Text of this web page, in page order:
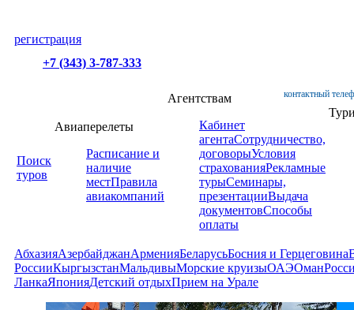
регистрация
+7 (343) 3-787-333
контактный
Поиск
туров
Авиаперелеты
Расписание и
наличие
местПравила
авиакомпаний
Агентствам
Кабинет
агентаСотрудничество,
договорыУсловия
страхованияРекламные
турыСеминары,
презентацииВыдача
документовСпособы
оплаты
АбхазияАзербайджанАрменияБеларусьБосния и Герцеговина
РоссииКыргызстанМальдивыМорские круизыОАЭОман
ЛанкаЯпонияДетский отдыхПрием на Урале